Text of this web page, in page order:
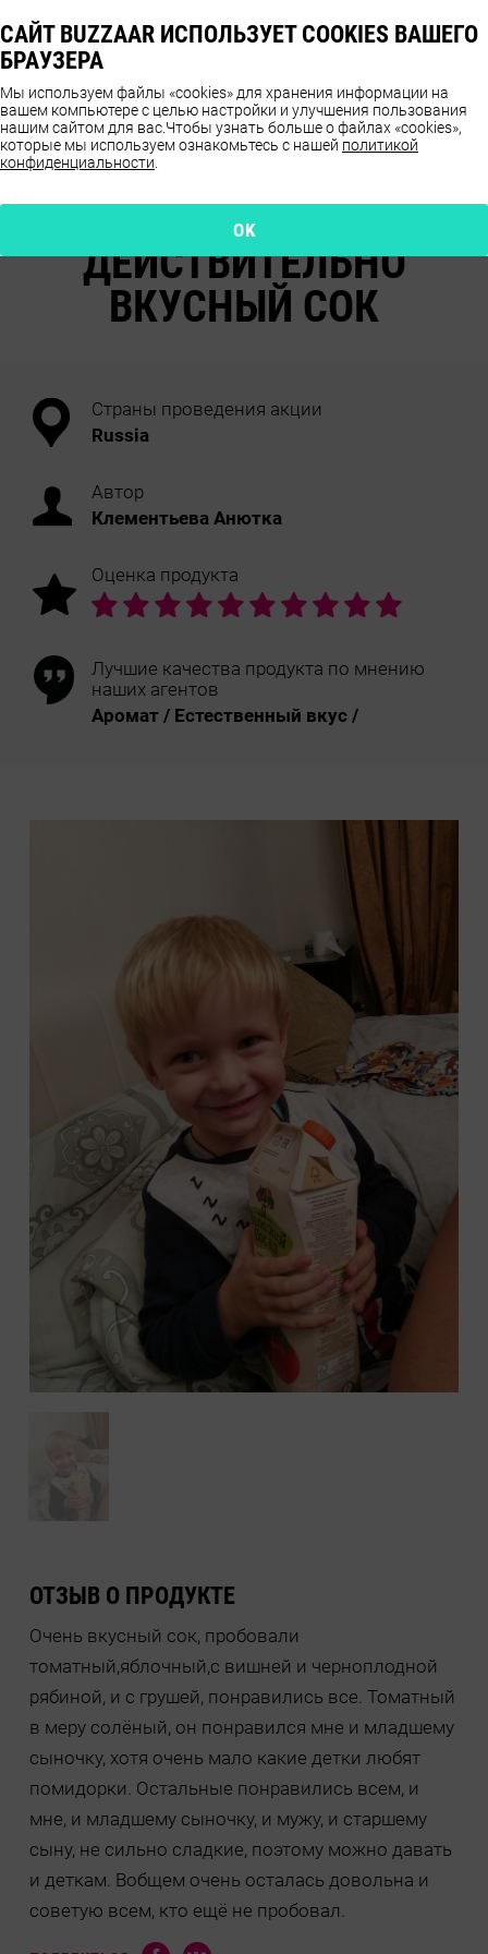
ОТЗЫВЫ О ПРОДУКТЕ
ДЕЙСТВИТЕЛЬНО
ВКУСНЫЙ СОК
Страны проведения акции
Russia
Автор
Клементьева Анютка
Оценка продукта
Лучшие качества продукта по мнению
наших агентов
Аромат / Естественный вкус /
ОТЗЫВ О ПРОДУКТЕ
Очень вкусный сок, пробовали
томатный,яблочный,с вишней и черноплодной
рябиной, и с грушей, понравились все. Томатный
в меру солёный, он понравился мне и младшему
сыночку, хотя очень мало какие детки любят
помидорки. Остальные понравились всем, и
мне, и младшему сыночку, и мужу, и старшему
сыну, не сильно сладкие, поэтому можно давать
и деткам. Вобщем очень осталась довольна и
советую всем, кто ещё не пробовал.
САЙТ BUZZAAR ИСПОЛЬЗУЕТ COOKIES ВАШЕГО
БРАУЗЕРА
Мы используем файлы «cookies» для хранения информации на
вашем компьютере с целью настройки и улучшения пользования
нашим сайтом для вас. Чтобы узнать больше о файлах «cookies»,
которые мы используем ознакомьтесь с нашей политикой
конфиденциальности
OK